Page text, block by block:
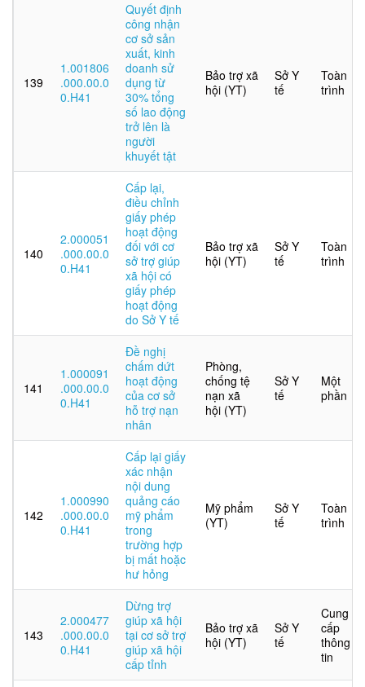
139
1.001806
.000.00.0
0.H41
Quyết định
công nhận
cơ sở sản
xuất, kinh
doanh sử
dụng từ
30% tổng
số lao động
trở lên là
người
khuyết tật
Bảo trợ xã
hội (YT)
Sở Y
tế
Toàn
trình
140
2.000051
.000.00.0
0.H41
Cấp lại,
điều chỉnh
giấy phép
hoạt động
đối với cơ
sở trợ giúp
xã hội có
giấy phép
hoạt động
do Sở Y tế
Bảo trợ xã
hội (YT)
Sở Y
tế
Toàn
trình
141
1.000091
.000.00.0
0.H41
Đề nghị
chấm dứt
hoạt động
của cơ sở
hỗ trợ nạn
nhân
Phòng,
chống tệ
nạn xã
hội (YT)
Sở Y
tế
Một
phần
142
1.000990
.000.00.0
0.H41
Cấp lại giấy
xác nhận
nội dung
quảng cáo
mỹ phẩm
trong
trường hợp
bị mất hoặc
hư hỏng
Mỹ phẩm
(YT)
Sở Y
tế
Toàn
trình
143
2.000477
.000.00.0
0.H41
Dừng trợ
giúp xã hội
tại cơ sở trợ
giúp xã hội
cấp tỉnh
Bảo trợ xã
hội (YT)
Sở Y
tế
Cung
cấp
thông
tin